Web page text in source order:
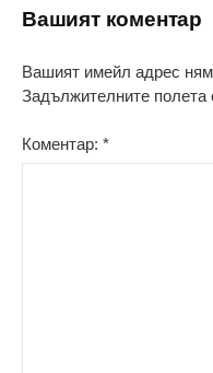
Вашият коментар
Вашият имейл адрес
Задължителните полета
Коментар: *